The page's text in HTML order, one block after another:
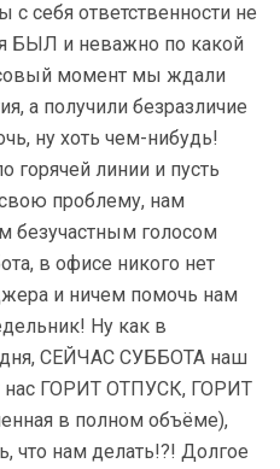
с себя ответственности не
БЫЛ и неважно по какой
момент мы ждали
а получили безразличие
ну хоть чем-нибудь!
горячей линии и пусть
проблему, нам
безучастным голосом
в офисе никого нет
и ничем помочь нам
Ну как в
СЕЙЧАС СУББОТА наш
нас ГОРИТ ОТПУСК, ГОРИТ
в полном объёме),
что нам делать!?! Долгое